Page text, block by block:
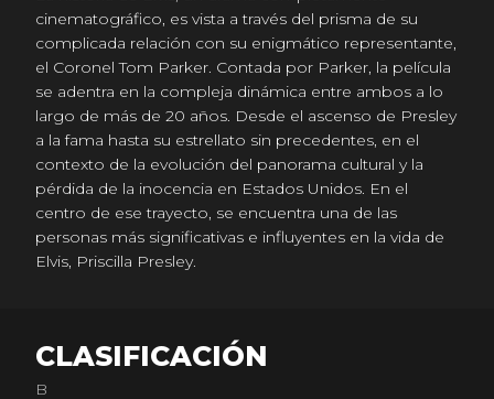
cinematográfico, es vista a través del prisma de su
complicada relación con su enigmático representante,
el Coronel Tom Parker. Contada por Parker, la película
se adentra en la compleja dinámica entre ambos a lo
largo de más de 20 años. Desde el ascenso de Presley
a la fama hasta su estrellato sin precedentes, en el
contexto de la evolución del panorama cultural y la
pérdida de la inocencia en Estados Unidos. En el
centro de ese trayecto, se encuentra una de las
personas más significativas e influyentes en la vida de
Elvis, Priscilla Presley.
CLASIFICACIÓN
B